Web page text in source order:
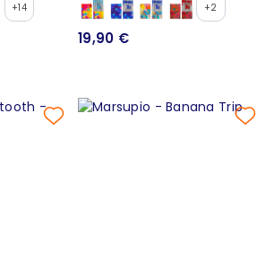
+14 +2
19,90 €